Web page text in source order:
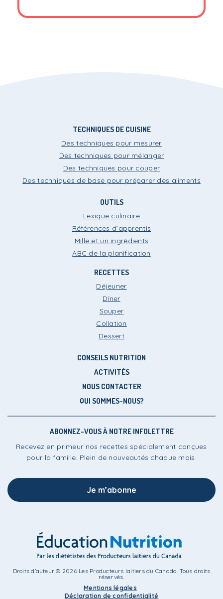
TECHNIQUES DE CUISINE
Des techniques pour mesurer
Des techniques pour mélanger
Des techniques pour couper
Des techniques de base pour préparer des aliments
OUTILS
Lexique culinaire
Références d’apprentis
Mille et un ingrédients
ABC de la planification
RECETTES
Déjeuner
Dîner
Souper
Collation
Dessert
CONSEILS NUTRITION
ACTIVITÉS
NOUS CONTACTER
QUI SOMMES-NOUS?
ABONNEZ-VOUS À NOTRE INFOLETTRE
Recevez en primeur nos recettes spécialement conçues
pour la famille. Plein de nouveautés chaque mois.
Je m’abonne
Droits d’auteur © 2026 Les Producteurs laitiers du Canada. Tous droits
réservés.
Mentions légales
Déclaration de confidentialité